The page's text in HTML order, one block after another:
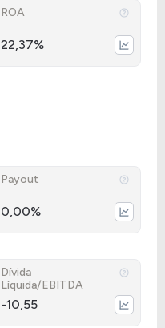
ROA
22,37%
Payout
0,00%
Dívida
Líquida/EBITDA
-10,55